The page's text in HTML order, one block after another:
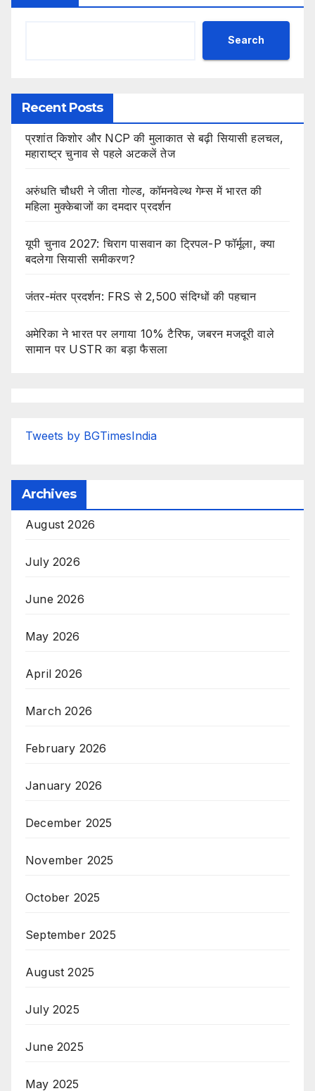
Search
Recent Posts
प्रशांत किशोर और NCP की मुलाकात से बढ़ी सियासी हलचल,
महाराष्ट्र चुनाव से पहले अटकलें तेज
अरुंधति चौधरी ने जीता गोल्ड, कॉमनवेल्थ गेम्स में भारत की
महिला मुक्केबाजों का दमदार प्रदर्शन
यूपी चुनाव 2027: चिराग पासवान का ट्रिपल-P फॉर्मूला, क्या
बदलेगा सियासी समीकरण?
जंतर-मंतर प्रदर्शन: FRS से 2,500 संदिग्धों की पहचान
अमेरिका ने भारत पर लगाया 10% टैरिफ, जबरन मजदूरी वाले
सामान पर USTR का बड़ा फैसला
Tweets by BGTimesIndia
Archives
August 2026
July 2026
June 2026
May 2026
April 2026
March 2026
February 2026
January 2026
December 2025
November 2025
October 2025
September 2025
August 2025
July 2025
June 2025
May 2025